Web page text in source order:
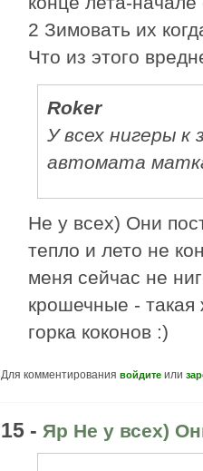
2 Зимовать их
Что из этого
Roker
У всех нигеры к
автомата
Не у всех) Они
тепло и лето не
меня сейчас не
крошечные - такая
горка коконов :)
Для комментирования войдите или
15 - Яр Не у всех)